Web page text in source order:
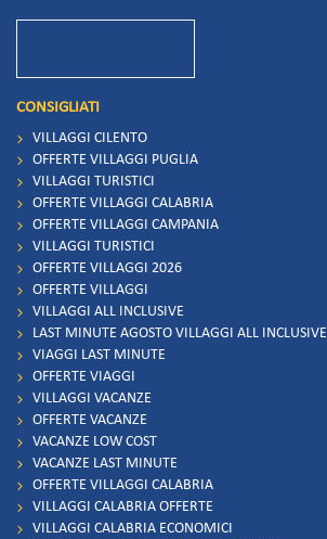
CONSIGLIATI
VILLAGGI CILENTO
OFFERTE VILLAGGI PUGLIA
VILLAGGI TURISTICI
OFFERTE VILLAGGI CALABRIA
OFFERTE VILLAGGI CAMPANIA
VILLAGGI TURISTICI
OFFERTE VILLAGGI 2026
OFFERTE VILLAGGI
VILLAGGI ALL INCLUSIVE
LAST MINUTE AGOSTO VILLAGGI ALL INCLUSIVE
VIAGGI LAST MINUTE
OFFERTE VIAGGI
VILLAGGI VACANZE
OFFERTE VACANZE
VACANZE LOW COST
VACANZE LAST MINUTE
OFFERTE VILLAGGI CALABRIA
VILLAGGI CALABRIA OFFERTE
VILLAGGI CALABRIA ECONOMICI